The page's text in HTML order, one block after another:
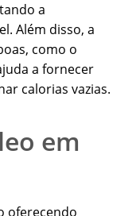
a
Além disso, a
como o
a fornecer
calorias vazias.
em
oferecendo